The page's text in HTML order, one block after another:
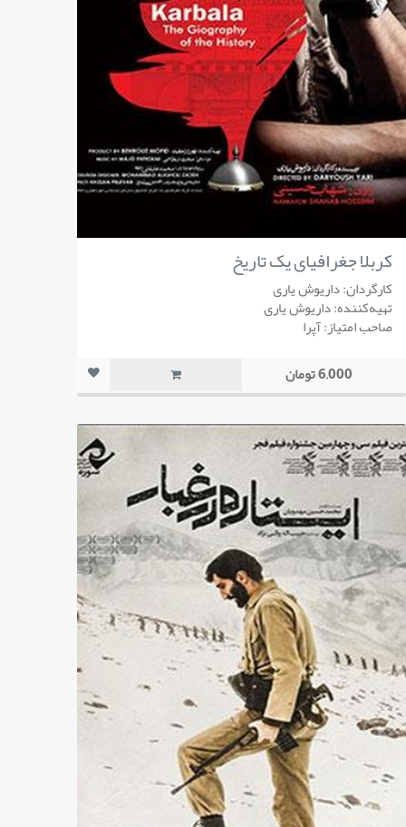
کربلا جغرافیای یک تاریخ
کارگردان: داریوش یاری
تهیه‌کننده: داریوش یاری
صاحب امتیاز: آپرا
6,000 تومان